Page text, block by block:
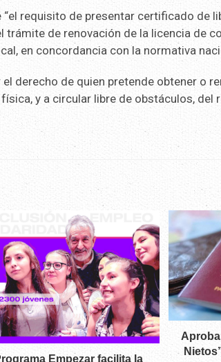
requisito de presentar certificado de
de renovación de la licencia de
en concordancia con la normativa
derecho de quien pretende obtener o
y a circular libre de obstáculos, del
Empezar facilita la